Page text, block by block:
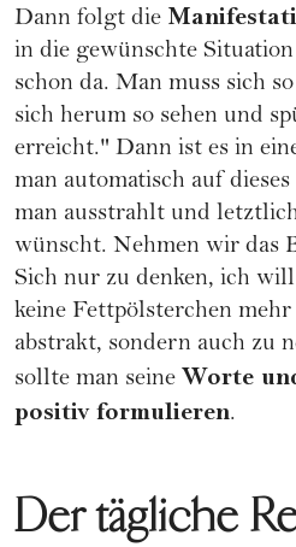
Dann folgt die
in die gewünschte
schon da. Man muss sich
sich herum so sehen und
erreicht." Dann ist es in
man automatisch auf
man ausstrahlt und
wünscht. Nehmen wir das
Sich nur zu denken, ich
keine Fettpölsterchen
abstrakt, sondern auch zu
sollte man seine Worte
positiv formulieren.
Der tägliche